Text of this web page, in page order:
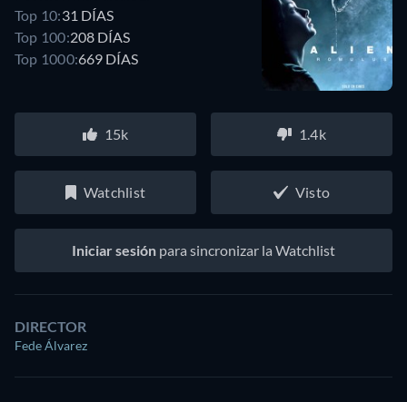
Top 10:31 DÍAS
Top 100:208 DÍAS
Top 1000:669 DÍAS
15k 1.4k
Watchlist Visto
Iniciar sesión para sincronizar la Watchlist
DIRECTOR
Fede Álvarez